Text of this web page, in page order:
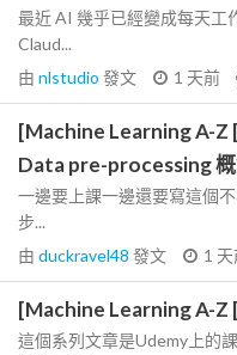
最近 AI 幾乎已經變成每天工
Claud...
由 nlstudio 發文 1 天前
[Machine Learning A-Z
Data pre-processing
一邊要上課一邊還要寫這個
步...
由 duckravel48 發文 1
[Machine Learning A-Z
這個系列文章是Udemy上的